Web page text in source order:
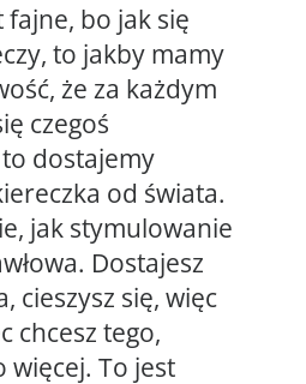
fajne, bo jak się
to jakby mamy
że za każdym
czegoś
dostajemy
od świata.
jak stymulowanie
Dostajesz
cieszysz się, więc
chcesz tego,
więcej. To jest